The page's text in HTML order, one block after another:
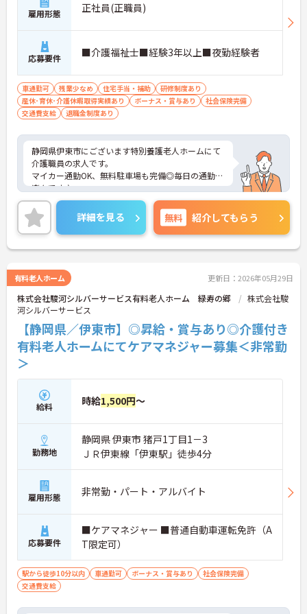
雇用形態 正社員(正職員)
応募要件 ■介護福祉士■経験3年以上■夜勤経験者
車通勤可 残業少なめ 住宅手当・補助
研修制度あり
産休･育休･介護休暇取得実績あり
ボーナス・賞与あり
社会保険完備
交通費支給
退職金制度あり
静岡県伊東市にございます特別養護老人ホームにて
介護職員の求人です。
マイカー通勤OK、無料駐車場も完備◎毎日の通勤も
楽々です♪
嬉しい、扶養手当や住宅手当もございますので安心
してご就業いただけます！
ご興味をお持ちの方はお気軽にお問合せ下さい。
詳細を見る 無料 紹介してもらう
有料老人ホーム 更新日：2026年05月29日
株式会社駿河シルバーサービス有料老人ホーム 緑寿の郷
株式会社駿
河シルバーサービス
【静岡県／伊東市】◎昇給・賞与あり◎介護付き
有料老人ホームにてケアマネジャー募集＜非常勤
＞
給料 時給1,500円～
勤務地
静岡県 伊東市 猪戸1丁目1－3
ＪＲ伊東線「伊東駅」徒歩4分
雇用形態 非常勤・パート・アルバイト
応募要件
■ケアマネジャー ■普通自動車運転免許（A
T限定可）
駅から徒歩10分以内 車通勤可 ボーナス・賞与あり
社会保険完備
交通費支給